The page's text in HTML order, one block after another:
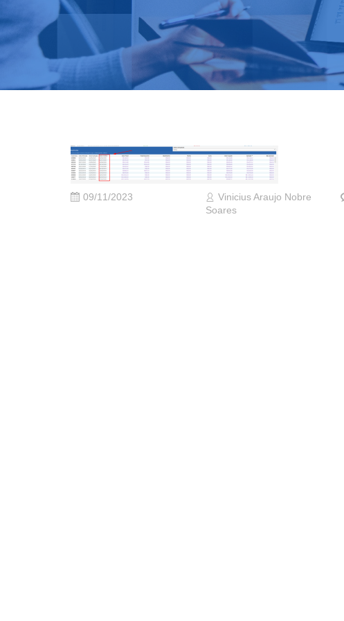
09/11/2023
Vinicius Araujo Nobre
Soares